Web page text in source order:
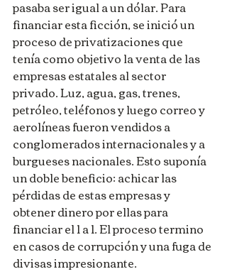
pasaba ser igual a un dólar. Para
financiar esta ficción, se inició un
proceso de privatizaciones que
tenía como objetivo la venta de las
empresas estatales al sector
privado. Luz, agua, gas, trenes,
petróleo, teléfonos y luego correo y
aerolíneas fueron vendidos a
conglomerados internacionales y a
burgueses nacionales. Esto suponía
un doble beneficio: achicar las
pérdidas de estas empresas y
obtener dinero por ellas para
financiar el 1 a 1. El proceso termino
en casos de corrupción y una fuga de
divisas impresionante.